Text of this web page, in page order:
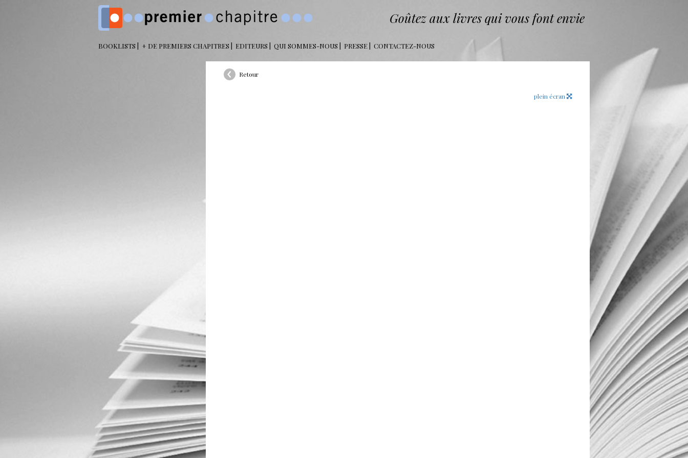
Goûtez aux livres qui vous font envie
BOOKLISTS + DE PREMIERS CHAPITRES EDITEURS QUI SOMMES-NOUS PRESSE CONTACTEZ-NOUS
Retour
plein écran